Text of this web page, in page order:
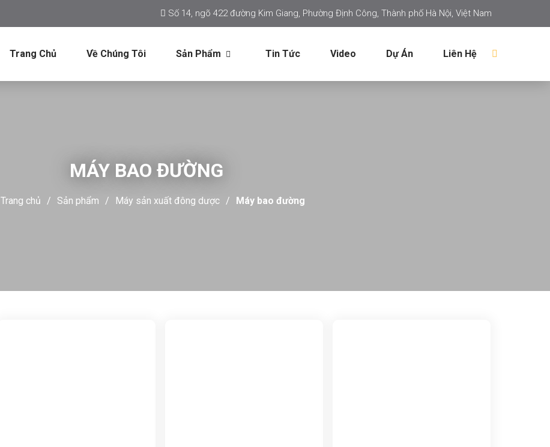
Số 14, ngõ 422 đường Kim Giang, Phường Định Công, Thành phố Hà Nội, Việt Nam
Trang Chủ Về Chúng Tôi Sản Phẩm Tin Tức Video Dự Án Liên Hệ
MÁY BAO ĐƯỜNG
Trang chủ Sản phẩm Máy sản xuất đông dược Máy bao đường